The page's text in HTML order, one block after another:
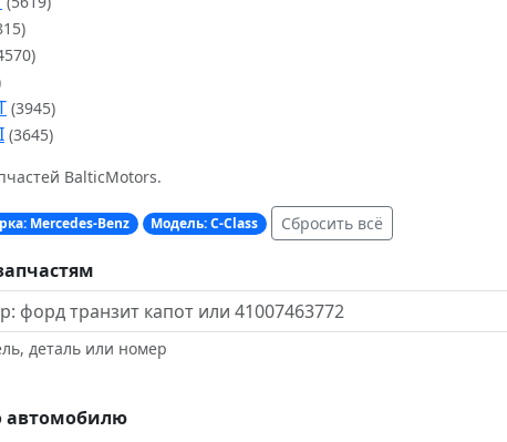
(3945)
(3645)
BalticMotors.
Mercedes-Benz Модель: C-Class Сбросить всё
деталь или номер
автомобилю